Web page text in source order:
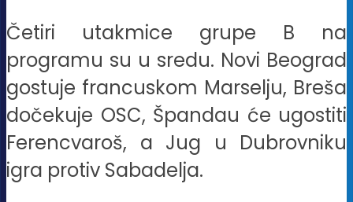
Četiri utakmice grupe B na
programu su u sredu. Novi Beograd
gostuje francuskom Marselju, Breša
dočekuje OSC, Špandau će ugostiti
Ferencvaroš, a Jug u Dubrovniku
igra protiv Sabadelja.